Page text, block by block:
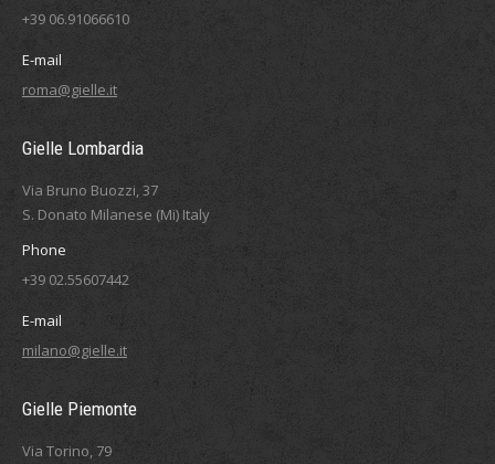
+39 06.91066610
E-mail
roma@gielle.it
Gielle Lombardia
Via Bruno Buozzi, 37
S. Donato Milanese (Mi) Italy
Phone
+39 02.55607442
E-mail
milano@gielle.it
Gielle Piemonte
Via Torino, 79